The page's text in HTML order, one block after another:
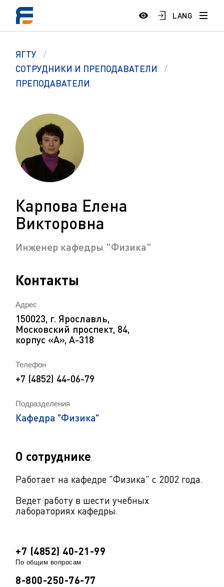
LANG
ЯГТУ
СОТРУДНИКИ И ПРЕПОДАВАТЕЛИ
ПРЕПОДАВАТЕЛИ
Карпова Елена
Викторовна
Инженер кафедры "Физика"
Подразделения
Кафедра "Физика"
О сотруднике
Работает на кафедре "Физика" с 2002 года.
Ведет работу в шести учебных
лабораториях кафедры.
Контакты
Адрес
150023, г. Ярославль,
Московский проспект, 84,
корпус «А», А-318
Телефон
+7 (4852) 44-06-79
+7 (4852) 40-21-99
По общим вопросам
8-800-250-76-77